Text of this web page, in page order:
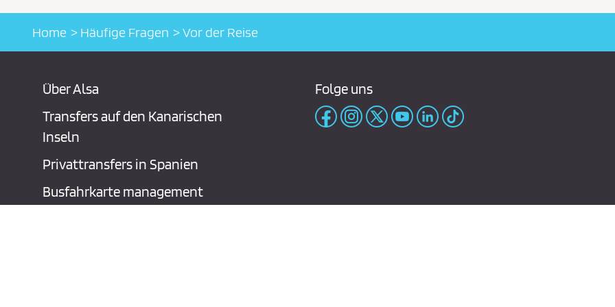
Home Häufige Fragen Vor der Reise
Über Alsa
Transfers auf den Kanarischen
Inseln
Privattransfers in Spanien
Busfahrkarte management
Folge uns